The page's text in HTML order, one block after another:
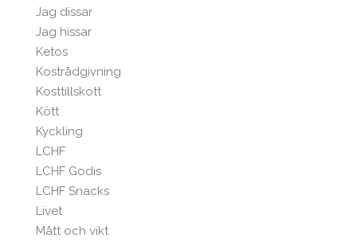
Jag dissar
Jag hissar
Ketos
Kostrådgivning
Kosttillskott
Kött
Kyckling
LCHF
LCHF Godis
LCHF Snacks
Livet
Mått och vikt